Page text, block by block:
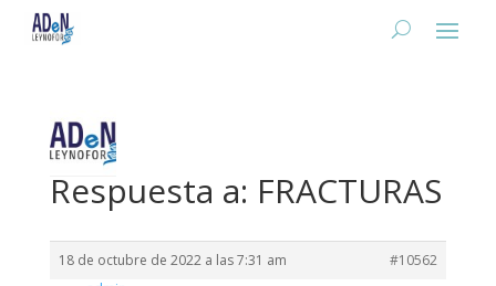
Respuesta a: FRACTURAS
18 de octubre de 2022 a las 7:31 am
#10562